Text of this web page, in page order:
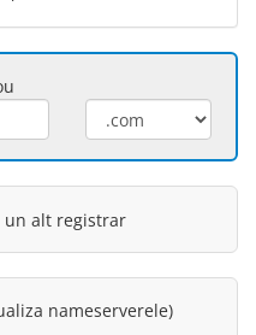
un alt registrar
nameserverele)